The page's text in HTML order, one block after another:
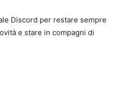
Discord per restare sempre
e stare in compagni di